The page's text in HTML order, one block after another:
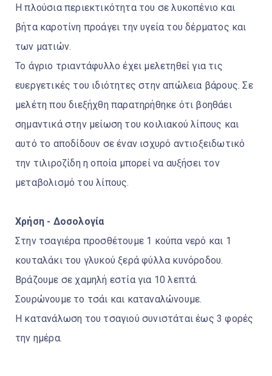
Η πλούσια περιεκτικότητα του σε λυκοπένιο και
βήτα καροτίνη προάγει την υγεία του δέρματος και
των ματιών.
Το άγριο τριαντάφυλλο έχει μελετηθεί για τις
ευεργετικές του ιδιότητες στην απώλεια βάρους. Σε
μελέτη που διεξήχθη παρατηρήθηκε ότι βοηθάει
σημαντικά στην μείωση του κοιλιακού λίπους και
αυτό το αποδίδουν σε έναν ισχυρό αντιοξειδωτικό
την τιλιροζίδη η οποία μπορεί να αυξήσει τον
μεταβολισμό του λίπους.
Χρήση - Δοσολογία
Στην τσαγιέρα προσθέτουμε 1 κούπα νερό και 1
κουταλάκι του γλυκού ξερά φύλλα κυνόροδου.
Βράζουμε σε χαμηλή εστία για 10 λεπτά.
Σουρώνουμε το τσάι και καταναλώνουμε.
Η κατανάλωση του τσαγιού συνιστάται έως 3 φορές
την ημέρα.